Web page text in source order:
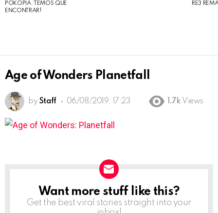
POKOPIA: TEMOS QUE
ENCONTRAR!
RE3
Age of Wonders Planetfall
by Staff 06/08/2019, 17:23 1.7k Views
NEWSLETTER
Want more stuff like this?
Get the best viral stories straight into your